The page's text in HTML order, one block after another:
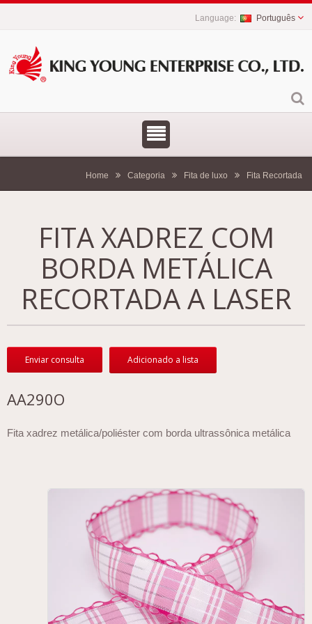
Português
Home Categoria Fita de luxo Fita Recortada
FITA XADREZ COM
BORDA METÁLICA
RECORTADA A LASER
Enviar consulta Adicionado a lista
AA290O
Fita xadrez metálica/poliéster com borda ultrassônica metálica